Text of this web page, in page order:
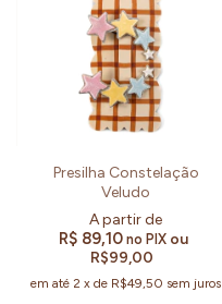
Presilha Constelação
Veludo
R$ 89,10 no PIX ou
R$99,00
em até2 xde R$49,50 sem juros